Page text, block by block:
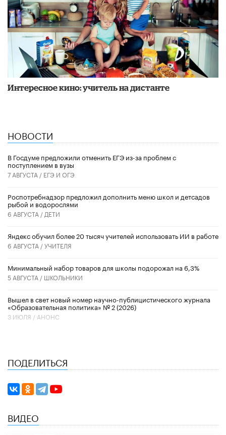
Интересное кино: учитель на дистанте
НОВОСТИ
В Госдуме предложили отменить ЕГЭ из-за проблем с
поступлением в вузы
7 АВГУСТА / ЕГЭ И ОГЭ
Роспотребнадзор предложил дополнить меню школ и детсадов
рыбой и водорослями
6 АВГУСТА / ДЕТИ
​Яндекс обучил более 20 тысяч учителей использовать ИИ в работе
6 АВГУСТА /УЧИТЕЛЯ
Минимальный набор товаров для школы подорожал на 6,3%
5 АВГУСТА / ШКОЛЬНИКИ
Вышел в свет новый номер научно-публицистического журнала
«Образовательная политика» № 2 (2026)
3 ИЮЛЯ / АНОНС
ПОДЕЛИТЬСЯ
ВИДЕО